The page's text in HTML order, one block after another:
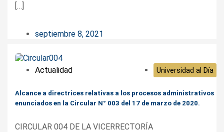
[…]
septiembre 8, 2021
Actualidad Universidad al Día
Alcance a directrices relativas a los procesos administrativos
enunciados en la Circular N° 003 del 17 de marzo de 2020.
CIRCULAR 004 DE LA VICERRECTORÍA